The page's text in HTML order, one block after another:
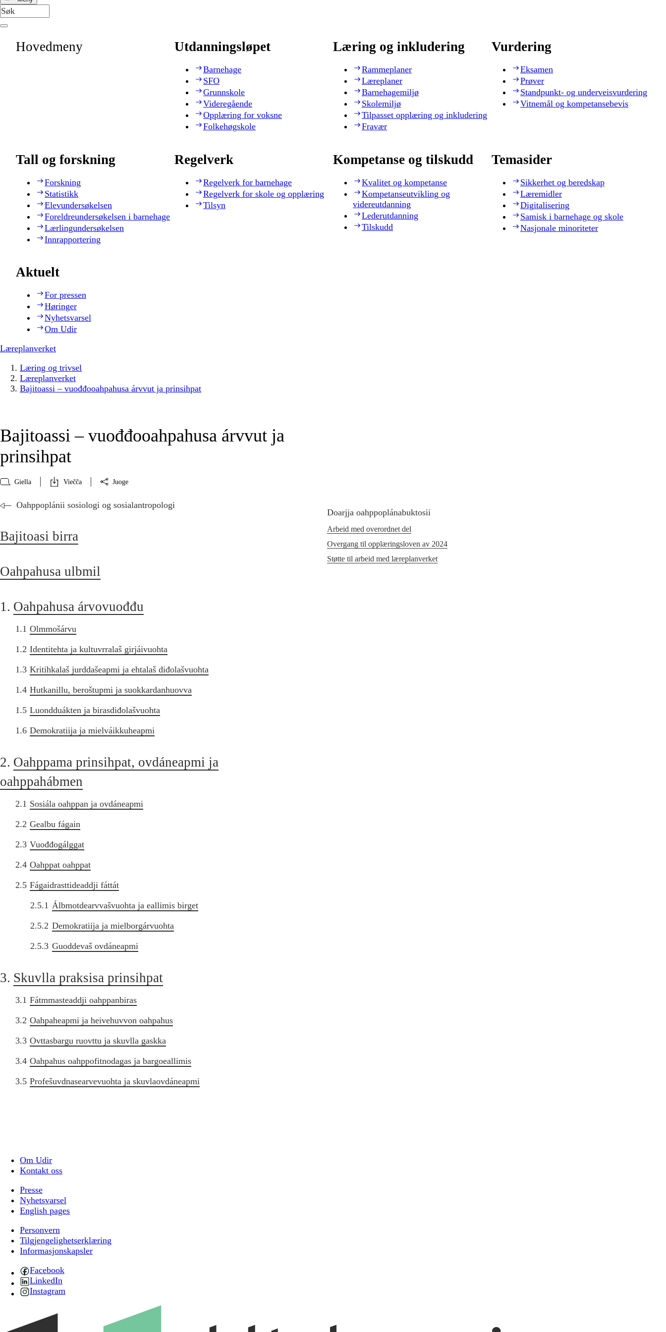
Hovedmeny Utdanningsløpet
Barnehage
SFO
Grunnskole
Videregående
Opplæring for voksne
Folkehøgskole
Læring og inkludering
Rammeplaner
Læreplaner
Barnehagemiljø
Skolemiljø
Tilpasset opplæring og inkludering
Fravær
Vurdering
Eksamen
Prøver
Standpunkt- og underveisvurdering
Vitnemål og kompetansebevis
Tall og forskning
Forskning
Statistikk
Elevundersøkelsen
Foreldreundersøkelsen i barnehage
Lærlingundersøkelsen
Innrapportering
Regelverk
Regelverk for barnehage
Regelverk for skole og opplæring
Tilsyn
Kompetanse og tilskudd
Kvalitet og kompetanse
Kompetanseutvikling og
videreutdanning
Lederutdanning
Tilskudd
Temasider
Sikkerhet og beredskap
Læremidler
Digitalisering
Samisk i barnehage og skole
Nasjonale minoriteter
Aktuelt
For pressen
Høringer
Nyhetsvarsel
Om Udir
Læreplanverket
Læring og trivsel
Læreplanverket
Bajitoassi – vuođđooahpahusa árvvut ja prinsihpat
Bajitoassi – vuođđooahpahusa árvvut ja
prinsihpat
Giella Viečča Juoge
Oahppoplánii sosiologi og sosialantropologi
Bajitoasi birra
Oahpahusa ulbmil
1. Oahpahusa árvovuođđu
1.1 Olmmošárvu
1.2 Identitehta ja kultuvrralaš girjáivuohta
1.3 Kritihkalaš jurddašeapmi ja ehtalaš diđolašvuohta
1.4 Hutkanillu, beroštupmi ja suokkardanhuovva
1.5 Luondduákten ja birasdiđolašvuohta
1.6 Demokratiija ja mielváikkuheapmi
2. Oahppama prinsihpat, ovdáneapmi ja
oahppahábmen
2.1 Sosiála oahppan ja ovdáneapmi
2.2 Gealbu fágain
2.3 Vuođđogálggat
2.4 Oahppat oahppat
2.5 Fágaidrasttideaddji fáttát
2.5.1 Álbmotdearvvašvuohta ja eallimis birget
2.5.2 Demokratiija ja mielborgárvuohta
2.5.3 Guoddevaš ovdáneapmi
3. Skuvlla praksisa prinsihpat
3.1 Fátmmasteaddji oahppanbiras
3.2 Oahpaheapmi ja heivehuvvon oahpahus
3.3 Ovttasbargu ruovttu ja skuvlla gaskka
3.4 Oahpahus oahppofitnodagas ja bargoeallimis
3.5 Profešuvdnasearvevuohta ja skuvlaovdáneapmi
Doarjja oahppoplánabuktosii
Arbeid med overordnet del
Overgang til opplæringsloven av 2024
Støtte til arbeid med læreplanverket
Om Udir
Kontakt oss
Presse
Nyhetsvarsel
English pages
Personvern
Tilgjengelighetserklæring
Informasjonskapsler
Facebook
LinkedIn
Instagram